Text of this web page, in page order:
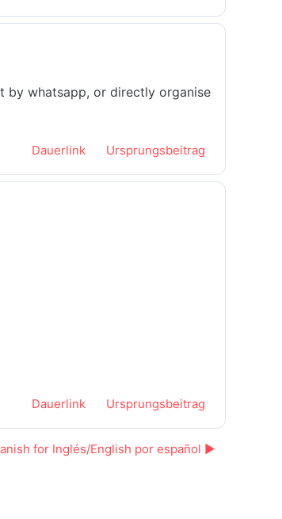
by whatsapp, or directly organise
Dauerlink Ursprungsbeitrag
Dauerlink Ursprungsbeitrag
for Inglés/English por español ▶︎